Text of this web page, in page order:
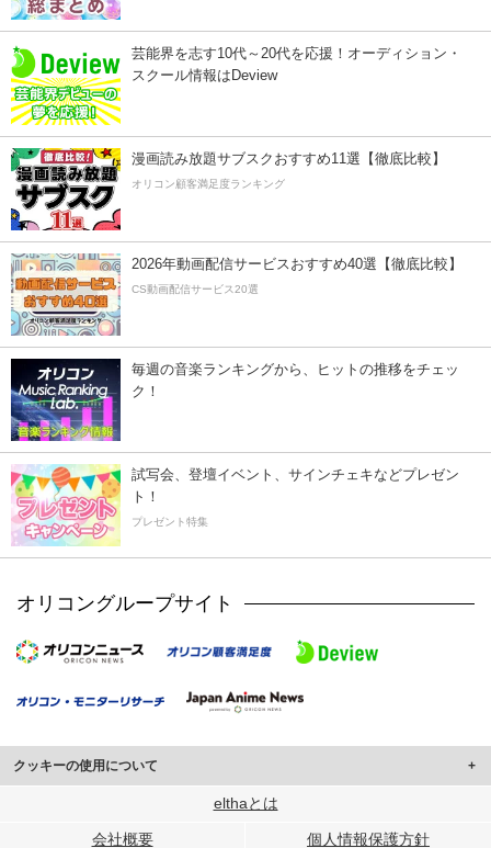
芸能界を志す10代～20代を応援！オーディション・
スクール情報はDeview
漫画読み放題サブスクおすすめ11選【徹底比較】
オリコン顧客満足度ランキング
2026年動画配信サービスおすすめ40選【徹底比較】
CS動画配信サービス20選
毎週の音楽ランキングから、ヒットの推移をチェッ
ク！
試写会、登壇イベント、サインチェキなどプレゼン
ト！
プレゼント特集
オリコングループサイト
クッキーの使用について
このサイトでは Cookie を使用して、ユーザーに合わせたコンテンツや広告の
行っています。
elthaとは
会社概要 個人情報保護方針